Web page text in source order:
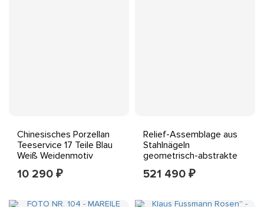
Chinesisches Porzellan
Teeservice 17 Teile Blau
Weiß Weidenmotiv
10 290 ₽
Relief-Assemblage aus
Stahlnägeln
geometrisch-abstrakte
Objektkunst
521 490 ₽